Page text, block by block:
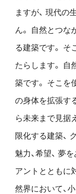
ますが、 現代の
ん。
自然とつな
る建築です。 そ
たらします。
自
築です。 そこを
の身体を拡張す
ら未来まで見据
限化する建築、
魅力、希望、 夢を
アントとともに
然界において、